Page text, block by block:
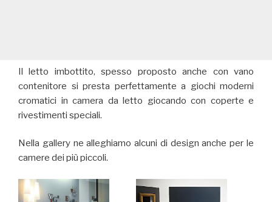
Il letto imbottito, spesso proposto anche con vano
contenitore si presta perfettamente a giochi moderni
cromatici in camera da letto giocando con coperte e
rivestimenti speciali.
Nella gallery ne alleghiamo alcuni di design anche per le
camere dei più piccoli.